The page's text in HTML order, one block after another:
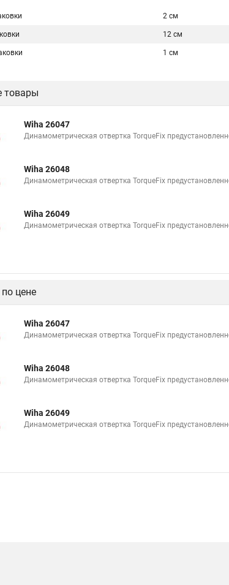
2 см
12 см
1 см
товары
Wiha 26047
Динамометрическая отвертка TorqueFix
Wiha 26048
Динамометрическая отвертка TorqueFix
Wiha 26049
Динамометрическая отвертка TorqueFix
цене
Wiha 26047
Динамометрическая отвертка TorqueFix
Wiha 26048
Динамометрическая отвертка TorqueFix
Wiha 26049
Динамометрическая отвертка TorqueFix